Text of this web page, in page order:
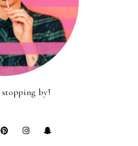
by!